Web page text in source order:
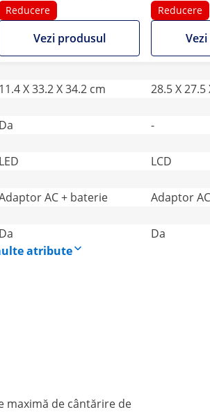
Reducere
Vezi produsul
Reducere
11.4 X 33.2 X 34.2 cm 28.5 X 27.5
Da -
LED LCD
AC + baterie Adaptor
Da Da
atribute
maximă de cântărire de